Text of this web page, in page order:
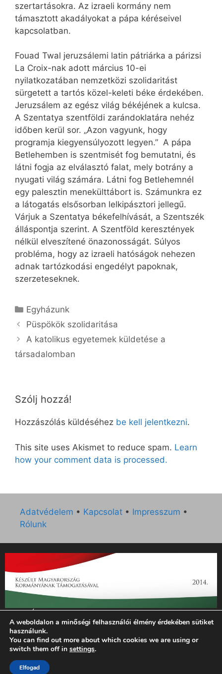
szertartásokra. Az izraeli kormány nem
támasztott akadályokat a pápa kéréseivel
kapcsolatban.
Fouad Twal jeruzsálemi latin pátriárka a párizsi
La Croix-nak adott március 10-ei
nyilatkozatában nemzetközi szolidaritást
sürgetett a tartós közel-keleti béke érdekében.
Jeruzsálem az egész világ békéjének a kulcsa.
A Szentatya szentföldi zarándoklatára nehéz
időben kerül sor. „Azon vagyunk, hogy
programja kiegyensúlyozott legyen.” A pápa
Betlehemben is szentmisét fog bemutatni, és
látni fogja az elválasztó falat, mely botrány a
nyugati világ számára. Látni fog Betlehemnél
egy palesztin menekülttábort is. Számunkra ez
a látogatás elsősorban lelkipásztori jellegű.
Várjuk a Szentatya békefelhívását, a Szentszék
álláspontja szerint. A Szentföld keresztények
nélkül elveszítené önazonosságát. Súlyos
probléma, hogy az izraeli hatóságok nehezen
adnak tartózkodási engedélyt papoknak,
szerzeteseknek.
Kategória
Egyházunk
Püspökök szolidaritása
A katolikus egyetemek küldetése a
társadalomban
Szólj hozzá!
Hozzászólás küldéséhez be kell jelentkezni.
This site uses Akismet to reduce spam. Learn
how your comment data is processed.
Adatvédelem • Kapcsolat • Impresszum •
Rólunk
„Az Új Ember katolikus hetilap 2014. évi működésének
támogatását az EGYH-KCP-14-P-0121 sz. támogatási
szerződés keretében 3 000 000 Ft összegben támogatta az
Emberi Erőforrások Minisztériuma.”
© 2026 Magyar Kurír - Új Ember
A weboldalon a minőségi felhasználói élmény érdekében sütiket
használunk.
You can find out more about which cookies we are using or
switch them off in settings.
Elfogad